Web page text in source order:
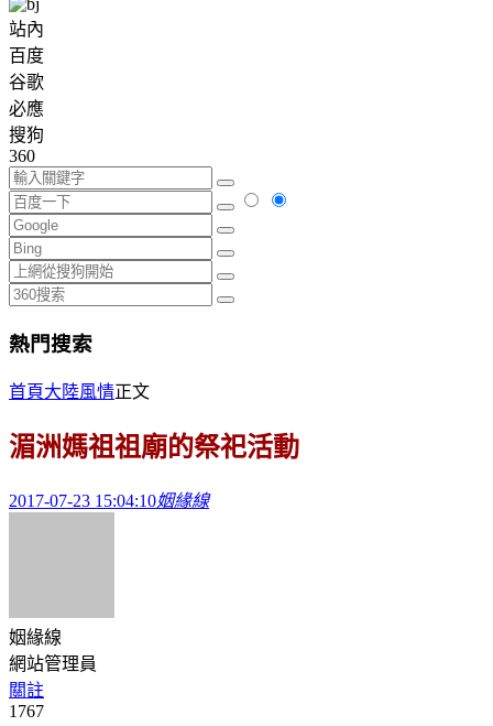
站內
百度
谷歌
必應
搜狗
360
熱門搜索
首頁大陸風情正文
湄洲媽祖祖廟的祭祀活動
2017-07-23 15:04:10姻緣線
姻緣線
網站管理員
關註
1767